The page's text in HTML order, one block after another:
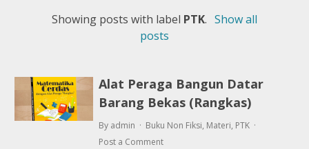
Showing posts with label PTK. Show all
posts
Alat Peraga Bangun Datar
Barang Bekas (Rangkas)
By admin Buku Non Fiksi, Materi, PTK
Post a Comment